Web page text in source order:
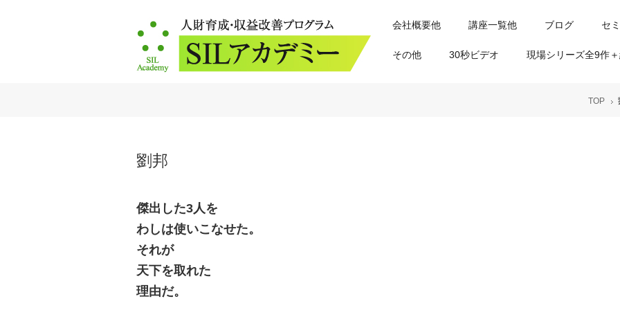
会社概要他 講座一覧他 ブログ セ
その他 30秒ビデオ 現場シリーズ全9作
TOP
劉邦
傑出した3人を
わしは使いこなせた。
それが
天下を取れた
理由だ。